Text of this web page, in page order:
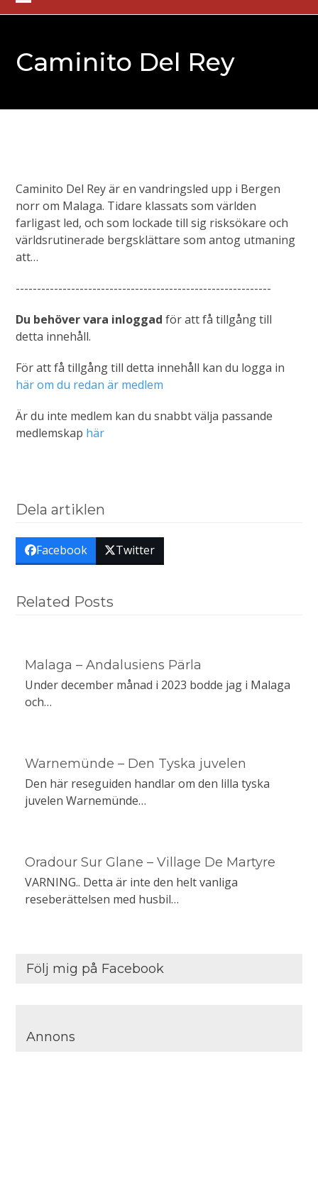
SkipOpen
menu
Close
menu
Caminito Del Rey
Caminito Del Rey är en vandringsled upp i Bergen
norr om Malaga. Tidare klassats som världen
farligast led, och som lockade till sig risksökare och
världsrutinerade bergsklättare som antog utmaning
att…
------------------------------------------------------------
Du behöver vara inloggad för att få tillgång till
detta innehåll.
För att få tillgång till detta innehåll kan du logga in
här om du redan är medlem
Är du inte medlem kan du snabbt välja passande
medlemskap här
Dela artiklen
Facebook Twitter
Related Posts
Malaga – Andalusiens Pärla
Under december månad i 2023 bodde jag i Malaga
och…
Warnemünde – Den Tyska juvelen
Den här reseguiden handlar om den lilla tyska
juvelen Warnemünde…
Oradour Sur Glane – Village De Martyre
VARNING.. Detta är inte den helt vanliga
reseberättelsen med husbil…
Följ mig på Facebook
Annons